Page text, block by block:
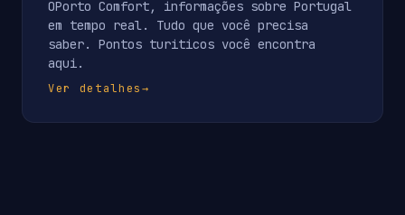
OPorto Comfort, informações sobre Portugal
em tempo real. Tudo que você precisa
saber. Pontos turiticos você encontra
aqui.
Ver detalhes→